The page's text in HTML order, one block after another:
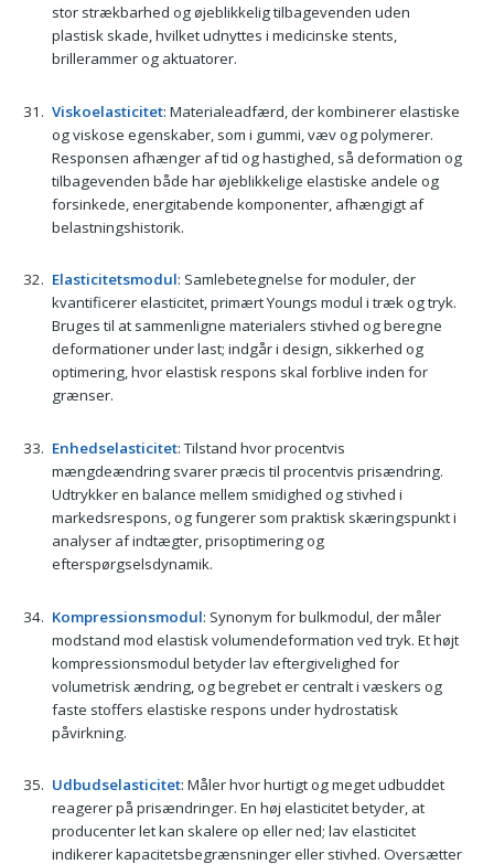
stor strækbarhed og øjeblikkelig tilbagevenden uden
plastisk skade, hvilket udnyttes i medicinske stents,
brillerammer og aktuatorer.
Viskoelasticitet: Materialeadfærd, der kombinerer elastiske
og viskose egenskaber, som i gummi, væv og polymerer.
Responsen afhænger af tid og hastighed, så deformation og
tilbagevenden både har øjeblikkelige elastiske andele og
forsinkede, energitabende komponenter, afhængigt af
belastningshistorik.
Elasticitetsmodul: Samlebetegnelse for moduler, der
kvantificerer elasticitet, primært Youngs modul i træk og tryk.
Bruges til at sammenligne materialers stivhed og beregne
deformationer under last; indgår i design, sikkerhed og
optimering, hvor elastisk respons skal forblive inden for
grænser.
Enhedselasticitet: Tilstand hvor procentvis
mængdeændring svarer præcis til procentvis prisændring.
Udtrykker en balance mellem smidighed og stivhed i
markedsrespons, og fungerer som praktisk skæringspunkt i
analyser af indtægter, prisoptimering og
efterspørgselsdynamik.
Kompressionsmodul: Synonym for bulkmodul, der måler
modstand mod elastisk volumendeformation ved tryk. Et højt
kompressionsmodul betyder lav eftergivelighed for
volumetrisk ændring, og begrebet er centralt i væskers og
faste stoffers elastiske respons under hydrostatisk
påvirkning.
Udbudselasticitet: Måler hvor hurtigt og meget udbuddet
reagerer på prisændringer. En høj elasticitet betyder, at
producenter let kan skalere op eller ned; lav elasticitet
indikerer kapacitetsbegrænsninger eller stivhed. Oversætter